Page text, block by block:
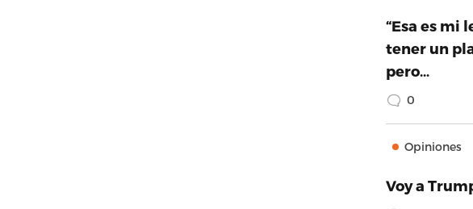
“Esa es mi
tener un
pero…
0
Opiniones
Voy a